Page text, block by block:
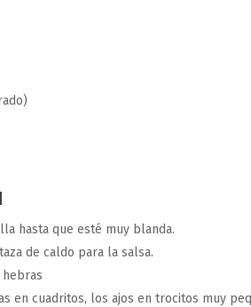
hasta que esté muy blanda.
de caldo para la salsa.
en cuadritos, los ajos en trocitos muy